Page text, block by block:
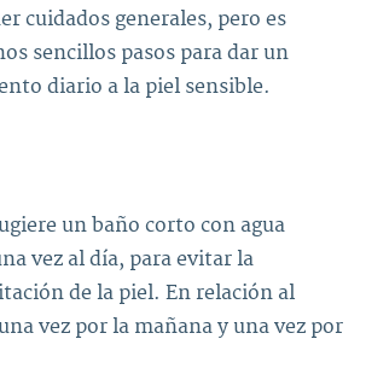
cuidados generales, pero es
sencillos pasos para dar un
diario a la piel sensible.
un baño corto con agua
vez al día, para evitar la
de la piel. En relación al
vez por la mañana y una vez por